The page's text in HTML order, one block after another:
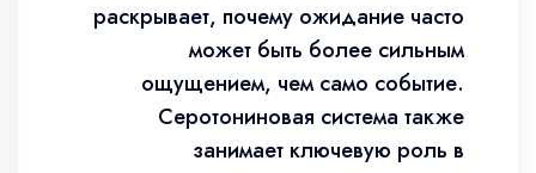
раскрывает, почему ожидание часто
может быть более сильным
ощущением, чем само событие.
Серотониновая система также
занимает ключевую роль в